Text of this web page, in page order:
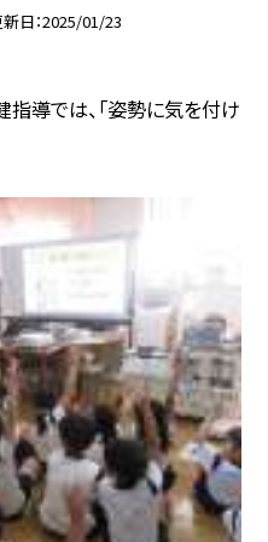
日 2025/01/23
導では、「姿勢に気を付け